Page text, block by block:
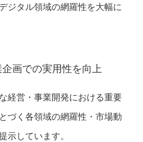
ジタル領域の網羅性を大幅に
画での実用性を向上
経営・事業開発における重要
づく各領域の網羅性・市場動
示しています。